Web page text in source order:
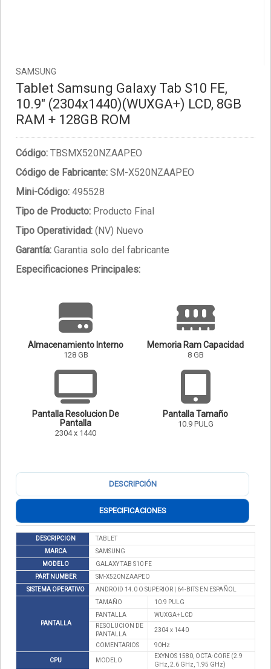
SAMSUNG
Tablet Samsung Galaxy Tab S10 FE,
10.9" (2304x1440)(WUXGA+) LCD, 8GB
RAM + 128GB ROM
Código: TBSMX520NZAAPEO
Código de Fabricante: SM-X520NZAAPEO
Mini-Código: 495528
Tipo de Producto: Producto Final
Tipo Operatividad: (NV) Nuevo
Garantía: Garantia solo del fabricante
Especificaciones Principales:
Almacenamiento Interno
128 GB
Memoria Ram Capacidad
8 GB
Pantalla Resolucion De
Pantalla
2304 x 1440
Pantalla Tamaño
10.9 PULG
DESCRIPCIÓN
ESPECIFICACIONES
DESCRIPCION
TABLET
MARCA
SAMSUNG
MODELO
GALAXY TAB S10 FE
PART NUMBER
SM-X520NZAAPEO
SISTEMA OPERATIVO
ANDROID 14.0 O SUPERIOR | 64-BITS EN ESPAÑOL
PANTALLA
TAMAÑO
10.9 PULG
PANTALLA
WUXGA+ LCD
RESOLUCION DE
PANTALLA
2304 x 1440
COMENTARIOS 90Hz
CPU MODELO
EXYNOS 1580, OCTA-CORE (2.9
GHz, 2.6 GHz, 1.95 GHz)